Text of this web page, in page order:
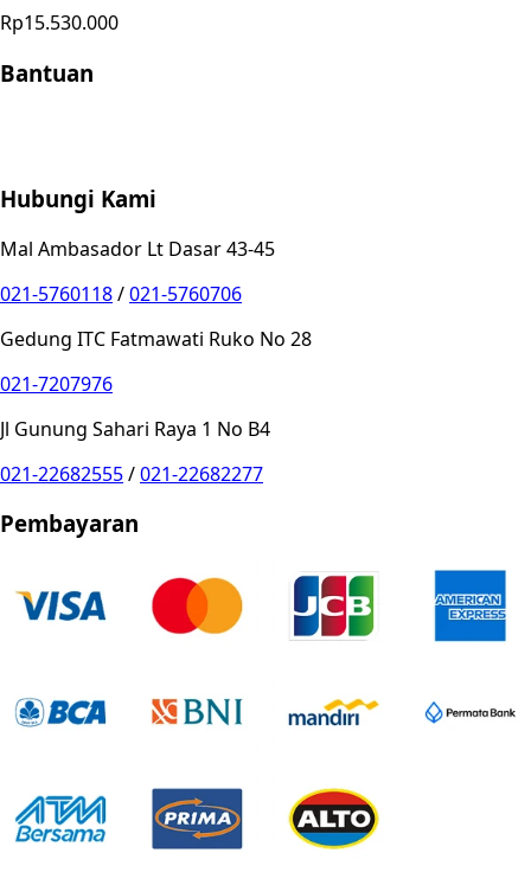
Rp15.530.000
Bantuan
Hubungi Kami
Mal Ambasador Lt Dasar 43-45
021-5760118/021-5760706
Gedung ITC Fatmawati Ruko No 28
021-7207976
Jl Gunung Sahari Raya 1 No B4
021-22682555/021-22682277
Pembayaran